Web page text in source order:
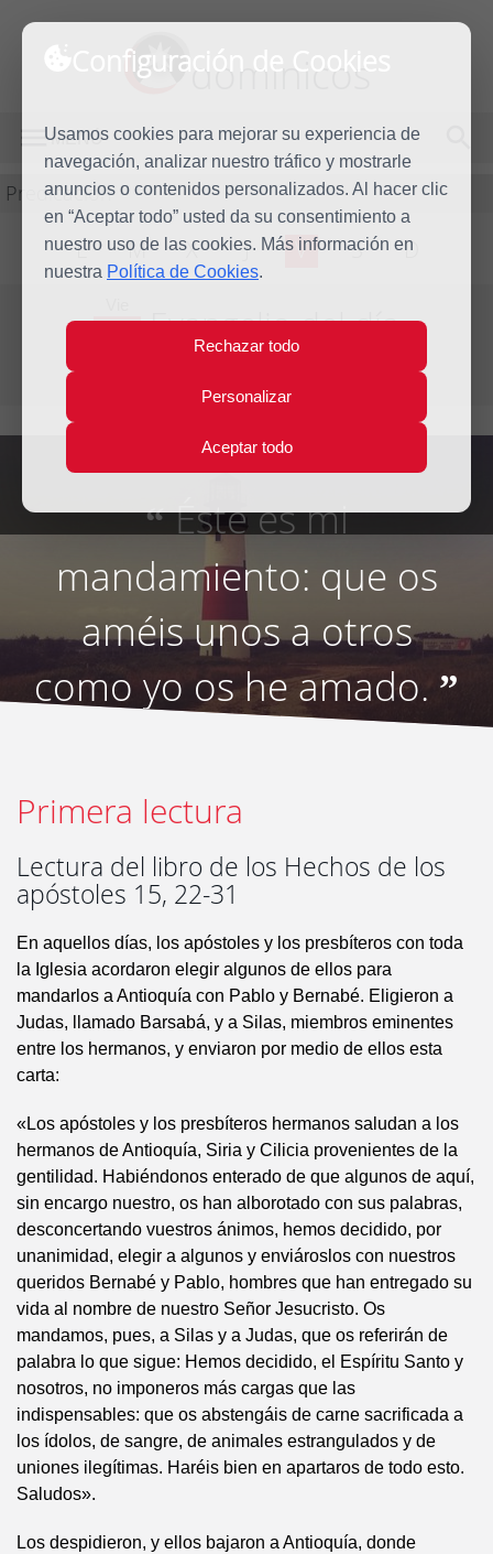
Configuración de Cookies
Usamos cookies para mejorar su experiencia de
navegación, analizar nuestro tráfico y mostrarle
anuncios o contenidos personalizados. Al hacer clic
en “Aceptar todo” usted da su consentimiento a
nuestro uso de las cookies. Más información en
nuestra Política de Cookies.
Rechazar todo
Personalizar
Aceptar todo
dominicos
MENÚ
Predicación
L M X J V S D
11 Evangelio del día
“Éste es mi
mandamiento: que os
améis unos a otros
como yo os he amado.”
Primera lectura
Lectura del libro de los Hechos de los
apóstoles 15, 22-31
En aquellos días, los apóstoles y los presbíteros con toda
la Iglesia acordaron elegir algunos de ellos para
mandarlos a Antioquía con Pablo y Bernabé. Eligieron a
Judas, llamado Barsabá, y a Silas, miembros eminentes
entre los hermanos, y enviaron por medio de ellos esta
carta:
«Los apóstoles y los presbíteros hermanos saludan a los
hermanos de Antioquía, Siria y Cilicia provenientes de la
gentilidad. Habiéndonos enterado de que algunos de aquí,
sin encargo nuestro, os han alborotado con sus palabras,
desconcertando vuestros ánimos, hemos decidido, por
unanimidad, elegir a algunos y enviároslos con nuestros
queridos Bernabé y Pablo, hombres que han entregado su
vida al nombre de nuestro Señor Jesucristo. Os
mandamos, pues, a Silas y a Judas, que os referirán de
palabra lo que sigue: Hemos decidido, el Espíritu Santo y
nosotros, no imponeros más cargas que las
indispensables: que os abstengáis de carne sacrificada a
los ídolos, de sangre, de animales estrangulados y de
uniones ilegítimas. Haréis bien en apartaros de todo esto.
Saludos».
Los despidieron, y ellos bajaron a Antioquía, donde